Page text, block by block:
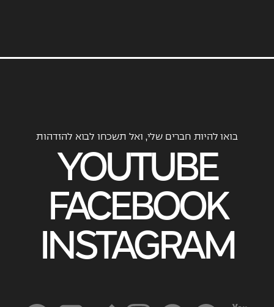
בואו להיות חברים שלי, ואל תשכחו לבוא להזדהות
YOUTUBE
FACEBOOK
INSTAGRAM